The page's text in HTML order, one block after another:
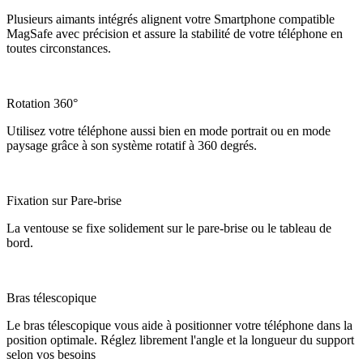
Plusieurs aimants intégrés alignent votre Smartphone compatible
MagSafe avec précision et assure la stabilité de votre téléphone en
toutes circonstances.
Rotation 360°
Utilisez votre téléphone aussi bien en mode portrait ou en mode
paysage grâce à son système rotatif à 360 degrés.
Fixation sur Pare-brise
La ventouse se fixe solidement sur le pare-brise ou le tableau de
bord.
Bras télescopique
Le bras télescopique vous aide à positionner votre téléphone dans la
position optimale. Réglez librement l'angle et la longueur du support
selon vos besoins